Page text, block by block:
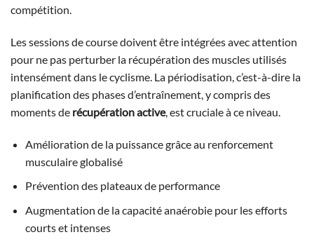
compétition.
Les sessions de course doivent être intégrées avec attention
pour ne pas perturber la récupération des muscles utilisés
intensément dans le cyclisme. La périodisation, c’est-à-dire la
planification des phases d’entraînement, y compris des
moments de récupération active, est cruciale à ce niveau.
Amélioration de la puissance grâce au renforcement
musculaire globalisé
Prévention des plateaux de performance
Augmentation de la capacité anaérobie pour les efforts
courts et intenses